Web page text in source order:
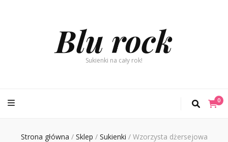
Blu rock
Sukienki na cały rok!
0
Strona główna / Sklep / Sukienki / Wzorzysta dżersejowa